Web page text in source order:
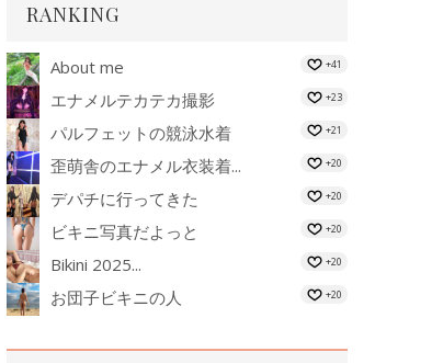
RANKING
About me +41
エナメルテカテカ撮影 +23
パルフェットの競泳水着 +21
歪萌舎のエナメル衣装着... +20
デパチに行ってきた +20
ビキニ写真だよっと +20
Bikini 2025... +20
お団子ビキニの人 +20